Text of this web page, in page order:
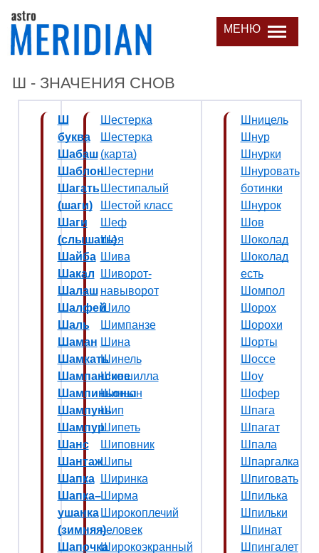
МЕНЮ
Ш - ЗНАЧЕНИЯ СНОВ
Ш
буква
Шабаш
Шаблон
Шагать
(шаги)
Шаги
(слышать)
Шайба
Шакал
Шалаш
Шалфей
Шаль
Шаман
Шамкать
Шампанское
Шампиньоны
Шампунь
Шампур
Шанс
Шантаж
Шапка
Шапка–
ушанка
(зимняя)
Шапочка
Шестерка
Шестерка
(карта)
Шестерни
Шестипалый
Шестой класс
Шеф
Шея
Шива
Шиворот-
навыворот
Шило
Шимпанзе
Шина
Шинель
Шиншилла
Шиньон
Шип
Шипеть
Шиповник
Шипы
Ширинка
Ширма
Широкоплечий
человек
Широкоэкранный
Шницель
Шнур
Шнурки
Шнуровать
ботинки
Шнурок
Шов
Шоколад
Шоколад
есть
Шомпол
Шорох
Шорохи
Шорты
Шоссе
Шоу
Шофер
Шпага
Шпагат
Шпала
Шпаргалка
Шпиговать
Шпилька
Шпильки
Шпинат
Шпингалет